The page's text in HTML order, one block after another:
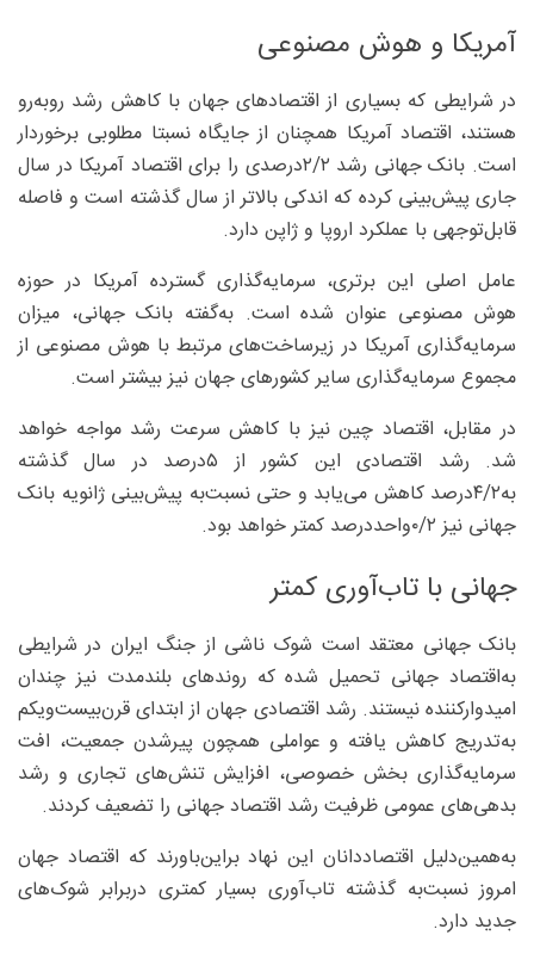
آمریکا و هوش مصنوعی
در شرایطی که بسیاری از اقتصادهای جهان با کاهش رشد روبه‌رو
هستند، اقتصاد آمریکا همچنان از جایگاه نسبتا مطلوبی برخوردار
است. بانک جهانی رشد ۲/‏۲‌درصدی را برای اقتصاد آمریکا در سال
جاری پیش‌بینی کرده که اندکی بالاتر از سال گذشته است و فاصله
قابل‌توجهی با عملکرد اروپا و ژاپن دارد.
عامل اصلی این برتری، سرمایه‌گذاری گسترده آمریکا در حوزه
هوش مصنوعی عنوان شده است. به‌گفته بانک جهانی، میزان
سرمایه‌گذاری آمریکا در زیرساخت‌های مرتبط با هوش مصنوعی از
مجموع سرمایه‌گذاری سایر کشورهای جهان نیز بیشتر است.
در مقابل، اقتصاد چین نیز با کاهش سرعت رشد مواجه خواهد
شد. رشد اقتصادی این کشور از ۵‌درصد در سال گذشته
به‌۲/‏۴‌درصد کاهش می‌یابد و حتی نسبت‌به ‌پیش‌بینی ژانویه بانک
جهانی نیز ۲/‏۰واحد‌درصد کمتر خواهد بود.
جهانی با تاب‌آوری کمتر
بانک جهانی معتقد است شوک ناشی از جنگ ایران در شرایطی
به‌اقتصاد جهانی تحمیل شده که روندهای بلندمدت نیز چندان
امیدوارکننده نیستند. رشد اقتصادی جهان از ابتدای قرن‌بیست‌ویکم
به‌تدریج کاهش یافته و عواملی همچون پیرشدن جمعیت، افت
سرمایه‌گذاری بخش خصوصی، افزایش تنش‌های تجاری و رشد
بدهی‌های عمومی ظرفیت رشد اقتصاد جهانی را تضعیف کردند.
به‌همین‌دلیل اقتصاددانان این نهاد براین‌باورند که اقتصاد جهان
امروز نسبت‌به ‌گذشته تاب‌آوری بسیار کمتری دربرابر شوک‌های
جدید دارد.